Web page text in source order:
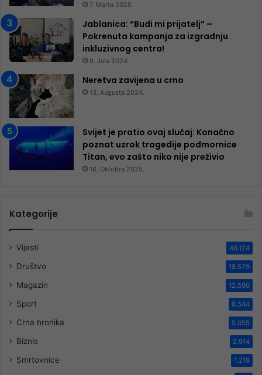
7. Marta 2025.
Jablanica: “Budi mi prijatelj” –
Pokrenuta kampanja za izgradnju
inkluzivnog centra!
9. Jula 2024.
Neretva zavijena u crno
13. Augusta 2024.
Svijet je pratio ovaj slučaj: Konačno
poznat uzrok tragedije podmornice
Titan, evo zašto niko nije preživio
16. Oktobra 2025.
Kategorije
Vijesti 46.124
Društvo 18.579
Magazin 12.590
Sport 8.544
Crna hronika 5.055
Biznis 2.914
Smrtovnice 1.219